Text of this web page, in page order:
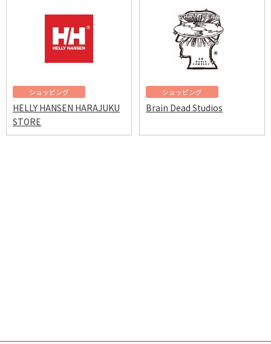
ショッピング
HELLY HANSEN HARAJUKU
STORE
ショッピング
Brain Dead Studios